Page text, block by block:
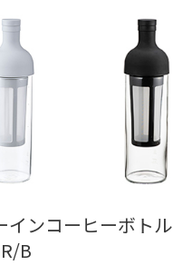
インコーヒーボトル
B